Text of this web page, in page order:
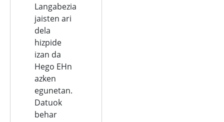
Langabezia
jaisten ari
dela
hizpide
izan da
Hego EHn
azken
egunetan.
Datuok
behar